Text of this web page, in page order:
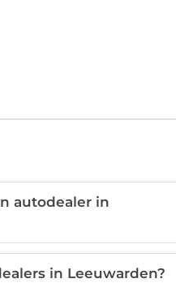
autodealer in
in Leeuwarden?